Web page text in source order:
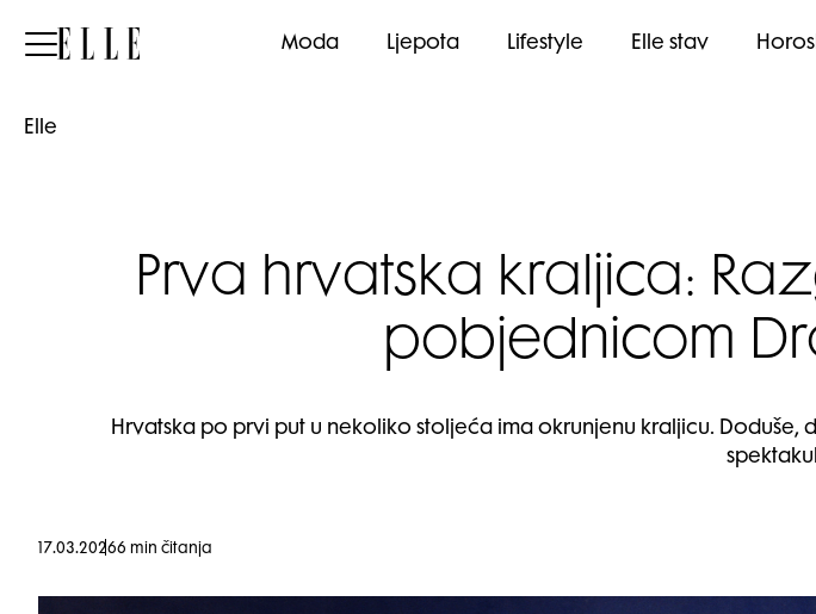
Elle Moda Ljepota Lifestyle Elle stav
Elle
Prva hrvatska kraljica:
pobjednicom
Hrvatska po prvi put u nekoliko stoljeća ima okrunjenu kraljicu.
17.03.20266 min čitanja